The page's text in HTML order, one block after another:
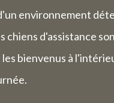
environnement
chiens d'assistance
bienvenus à
Chambre
au 9 août,
pour les